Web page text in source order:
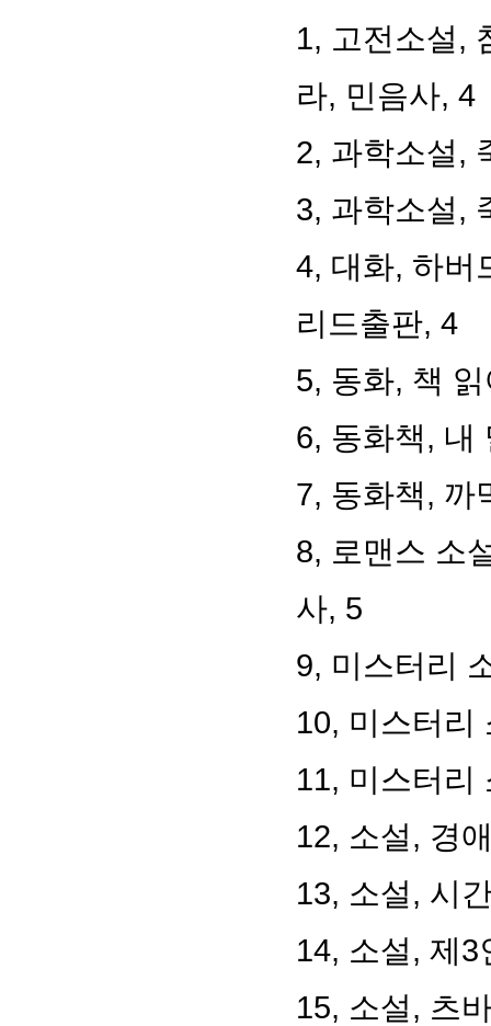
1, 고전소설,
라, 민음사, 4
2, 과학소설,
3, 과학소설,
4, 대화, 하버
리드출판, 4
5, 동화, 책
6, 동화책, 내
7, 동화책, 까
8, 로맨스 소
사, 5
9, 미스터리
10, 미스터리
11, 미스터리
12, 소설, 경
13, 소설, 시
14, 소설, 제
15, 소설, 츠